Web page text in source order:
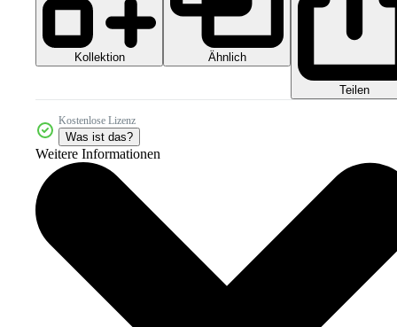
Kollektion Ähnlich
Teilen
Kostenlose Lizenz
Was ist das?
Weitere Informationen